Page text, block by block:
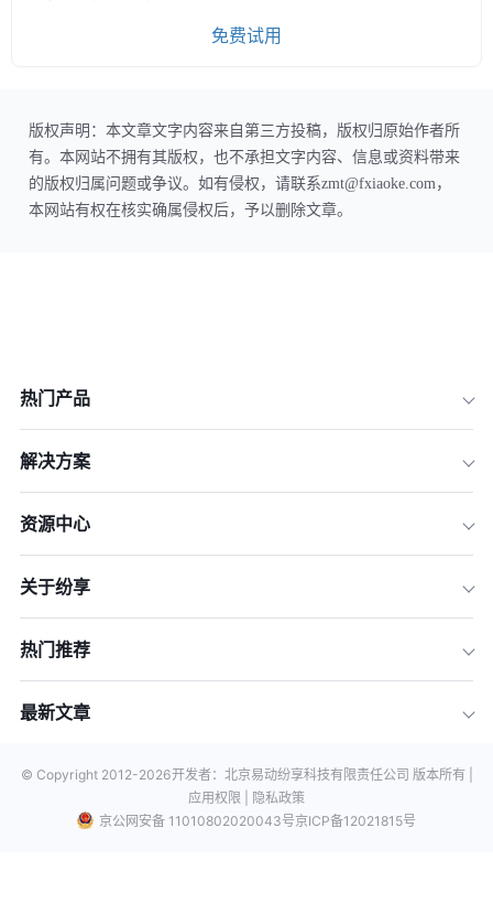
免费试用
版权声明：本文章文字内容来自第三方投稿，版权归原始作者所
有。本网站不拥有其版权，也不承担文字内容、信息或资料带来
的版权归属问题或争议。如有侵权，请联系zmt@fxiaoke.com，
本网站有权在核实确属侵权后，予以删除文章。
热门产品
解决方案
资源中心
关于纷享
热门推荐
最新文章
© Copyright 2012-2026开发者：北京易动纷享科技有限责任公司 版本所有 |
应用权限 |
隐私政策
京公网安备 11010802020043号京ICP备12021815号